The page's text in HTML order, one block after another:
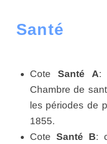
Santé
CoteSanté A:
Chambre de
les périodes de
1855.
Cote Santé B: